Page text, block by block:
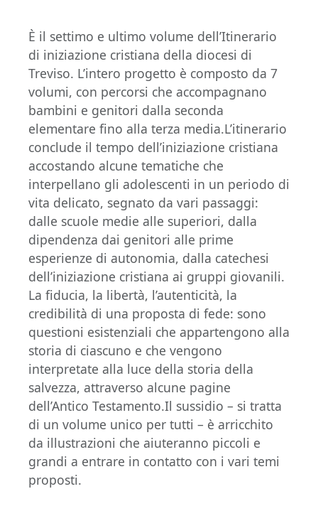
È il settimo e ultimo volume dell’Itinerario
di iniziazione cristiana della diocesi di
Treviso. L’intero progetto è composto da 7
volumi, con percorsi che accompagnano
bambini e genitori dalla seconda
elementare fino alla terza media.L’itinerario
conclude il tempo dell’iniziazione cristiana
accostando alcune tematiche che
interpellano gli adolescenti in un periodo di
vita delicato, segnato da vari passaggi:
dalle scuole medie alle superiori, dalla
dipendenza dai genitori alle prime
esperienze di autonomia, dalla catechesi
dell’iniziazione cristiana ai gruppi giovanili.
La fiducia, la libertà, l’autenticità, la
credibilità di una proposta di fede: sono
questioni esistenziali che appartengono alla
storia di ciascuno e che vengono
interpretate alla luce della storia della
salvezza, attraverso alcune pagine
dell’Antico Testamento.Il sussidio – si tratta
di un volume unico per tutti – è arricchito
da illustrazioni che aiuteranno piccoli e
grandi a entrare in contatto con i vari temi
proposti.